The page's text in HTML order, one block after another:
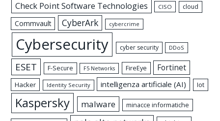
Check Point Software Technologies CISO cloud
Commvault CyberArk cybercrime
Cybersecurity cyber security DDoS
ESET F-Secure F5 Networks FireEye Fortinet
Hacker Identity Security intelligenza artificiale (AI) Iot
Kaspersky malware minacce informatiche